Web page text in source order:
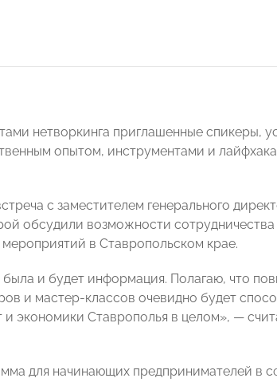
нетворкинга приглашенные спикеры,
опытом, инструментами и
с заместителем генерального
обсудили возможности сотрудничества
в Ставропольском крае.
и будет информация. Полагаю, что
и мастер-классов очевидно будет
и экономики Ставрополья в целом», —
для начинающих предпринимателей в